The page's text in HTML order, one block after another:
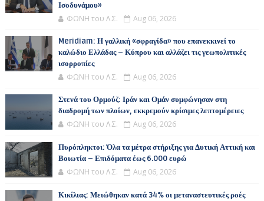
Ισοδυνάμου»
ΦΩΝΗ του Λ.Σ. Aug 06, 2026
Meridiam: Η γαλλική «σφραγίδα» που επανεκκινεί το
καλώδιο Ελλάδας – Κύπρου και αλλάζει τις γεωπολιτικές
ισορροπίες
ΦΩΝΗ του Λ.Σ. Aug 06, 2026
Στενά του Ορμούζ: Ιράν και Ομάν συμφώνησαν στη
διαδρομή των πλοίων, εκκρεμούν κρίσιμες λεπτομέρειες
ΦΩΝΗ του Λ.Σ. Aug 06, 2026
Πυρόπληκτοι: Όλα τα μέτρα στήριξης για Δυτική Αττική και
Βοιωτία – Επιδόματα έως 6.000 ευρώ
ΦΩΝΗ του Λ.Σ. Aug 06, 2026
Κικίλιας: Μειώθηκαν κατά 34% οι μεταναστευτικές ροές